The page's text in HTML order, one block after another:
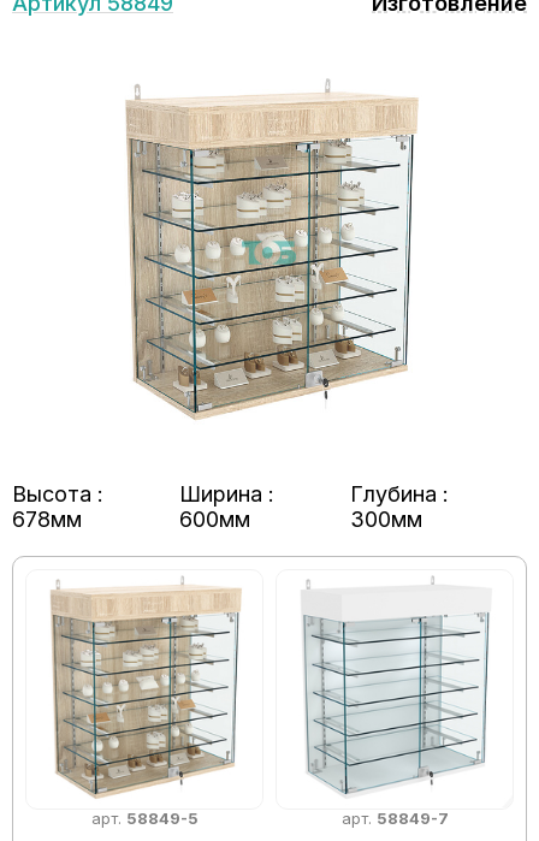
Высота :
678мм
Ширина :
600мм
Глубина :
300мм
арт. 58849-5
арт. 58849-7